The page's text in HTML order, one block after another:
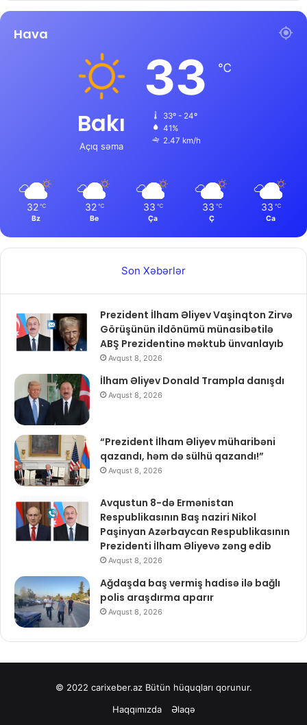
Hava
Bakı
Açıq səma
33 ℃
33º - 24º
41%
2.47 km/h
32 ℃
Bz
32 ℃
Be
33 ℃
Ça
33 ℃
Ç
33 ℃
Ca
Son Xəbərlər
Prezident İlham Əliyev Vaşinqton Zirvə
Görüşünün ildönümü münasibətilə
ABŞ Prezidentinə məktub ünvanlayıb
Avqust 8, 2026
İlham Əliyev Donald Trampla danışdı
Avqust 8, 2026
“Prezident İlham Əliyev müharibəni
qazandı, həm də sülhü qazandı!”
Avqust 8, 2026
Avqustun 8-də Ermənistan
Respublikasının Baş naziri Nikol
Paşinyan Azərbaycan Respublikasının
Prezidenti İlham Əliyevə zəng edib
Avqust 8, 2026
Ağdaşda baş vermiş hadisə ilə bağlı
polis araşdırma aparır
Avqust 8, 2026
© 2022 carixeber.azBütün hüquqları qorunur.
Haqqımızda
Əlaqə